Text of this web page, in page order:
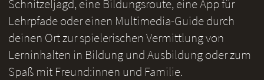
Schnitzeljagd, eine Bildungsroute, eine App für
Lehrpfade oder einen Multimedia-Guide durch
deinen Ort zur spielerischen Vermittlung von
Lerninhalten in Bildung und Ausbildung oder zum
Spaß mit Freund:innen und Familie.